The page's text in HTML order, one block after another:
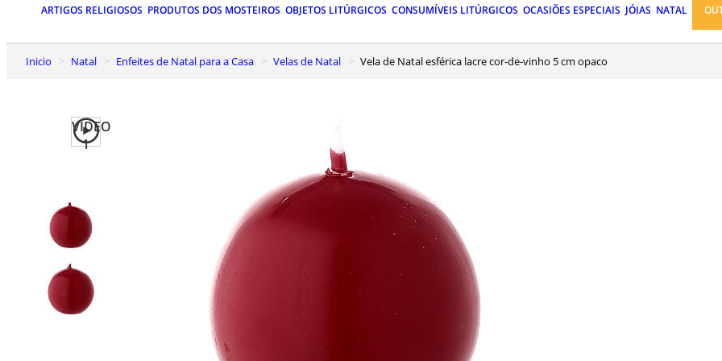
ARTIGOS RELIGIOSOS PRODUTOS DOS MOSTEIROS OBJETOS LITÚRGICOS CONSUMÍVEIS LITÚRGICOS OCASIÕES ESPECIAIS JÓIAS NATAL
Inicio Natal Enfeites de Natal para a Casa Velas de Natal Vela de Natal esférica lacre cor-de-vinho 5 cm opaco
VIDEO
1